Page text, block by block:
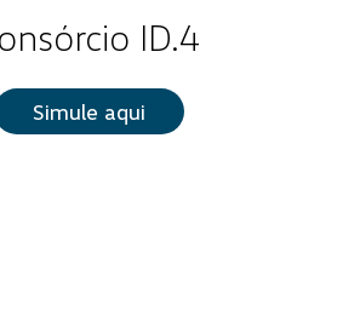
ID.4
Simule aqui